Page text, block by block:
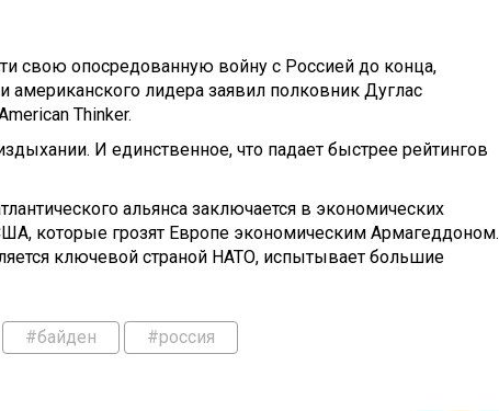
свою опосредованную войну с Россией до конца,
американского лидера заявил полковник Дуглас
Thinker.
И единственное, что падает быстрее рейтингов
альянса заключается в экономических
которые грозят Европе экономическим Армагеддоном.
ключевой страной НАТО, испытывает большие
#байден #россия